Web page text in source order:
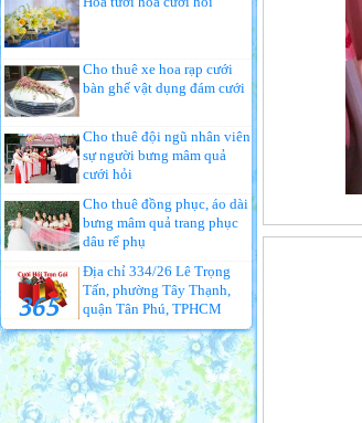
Cho thuê xe hoa rạp cưới
bàn ghế vật dụng đám cưới
Cho thuê đội ngũ nhân viên
sự người bưng mâm quả
cưới hỏi
Cho thuê đồng phục, áo dài
bưng mâm quả trang phục
dâu rể phụ
Địa chỉ 334/26 Lê Trọng
Tấn, phường Tây Thạnh,
quận Tân Phú, TPHCM